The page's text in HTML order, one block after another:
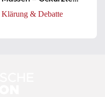
der 2. VV
Klärung & Debatte